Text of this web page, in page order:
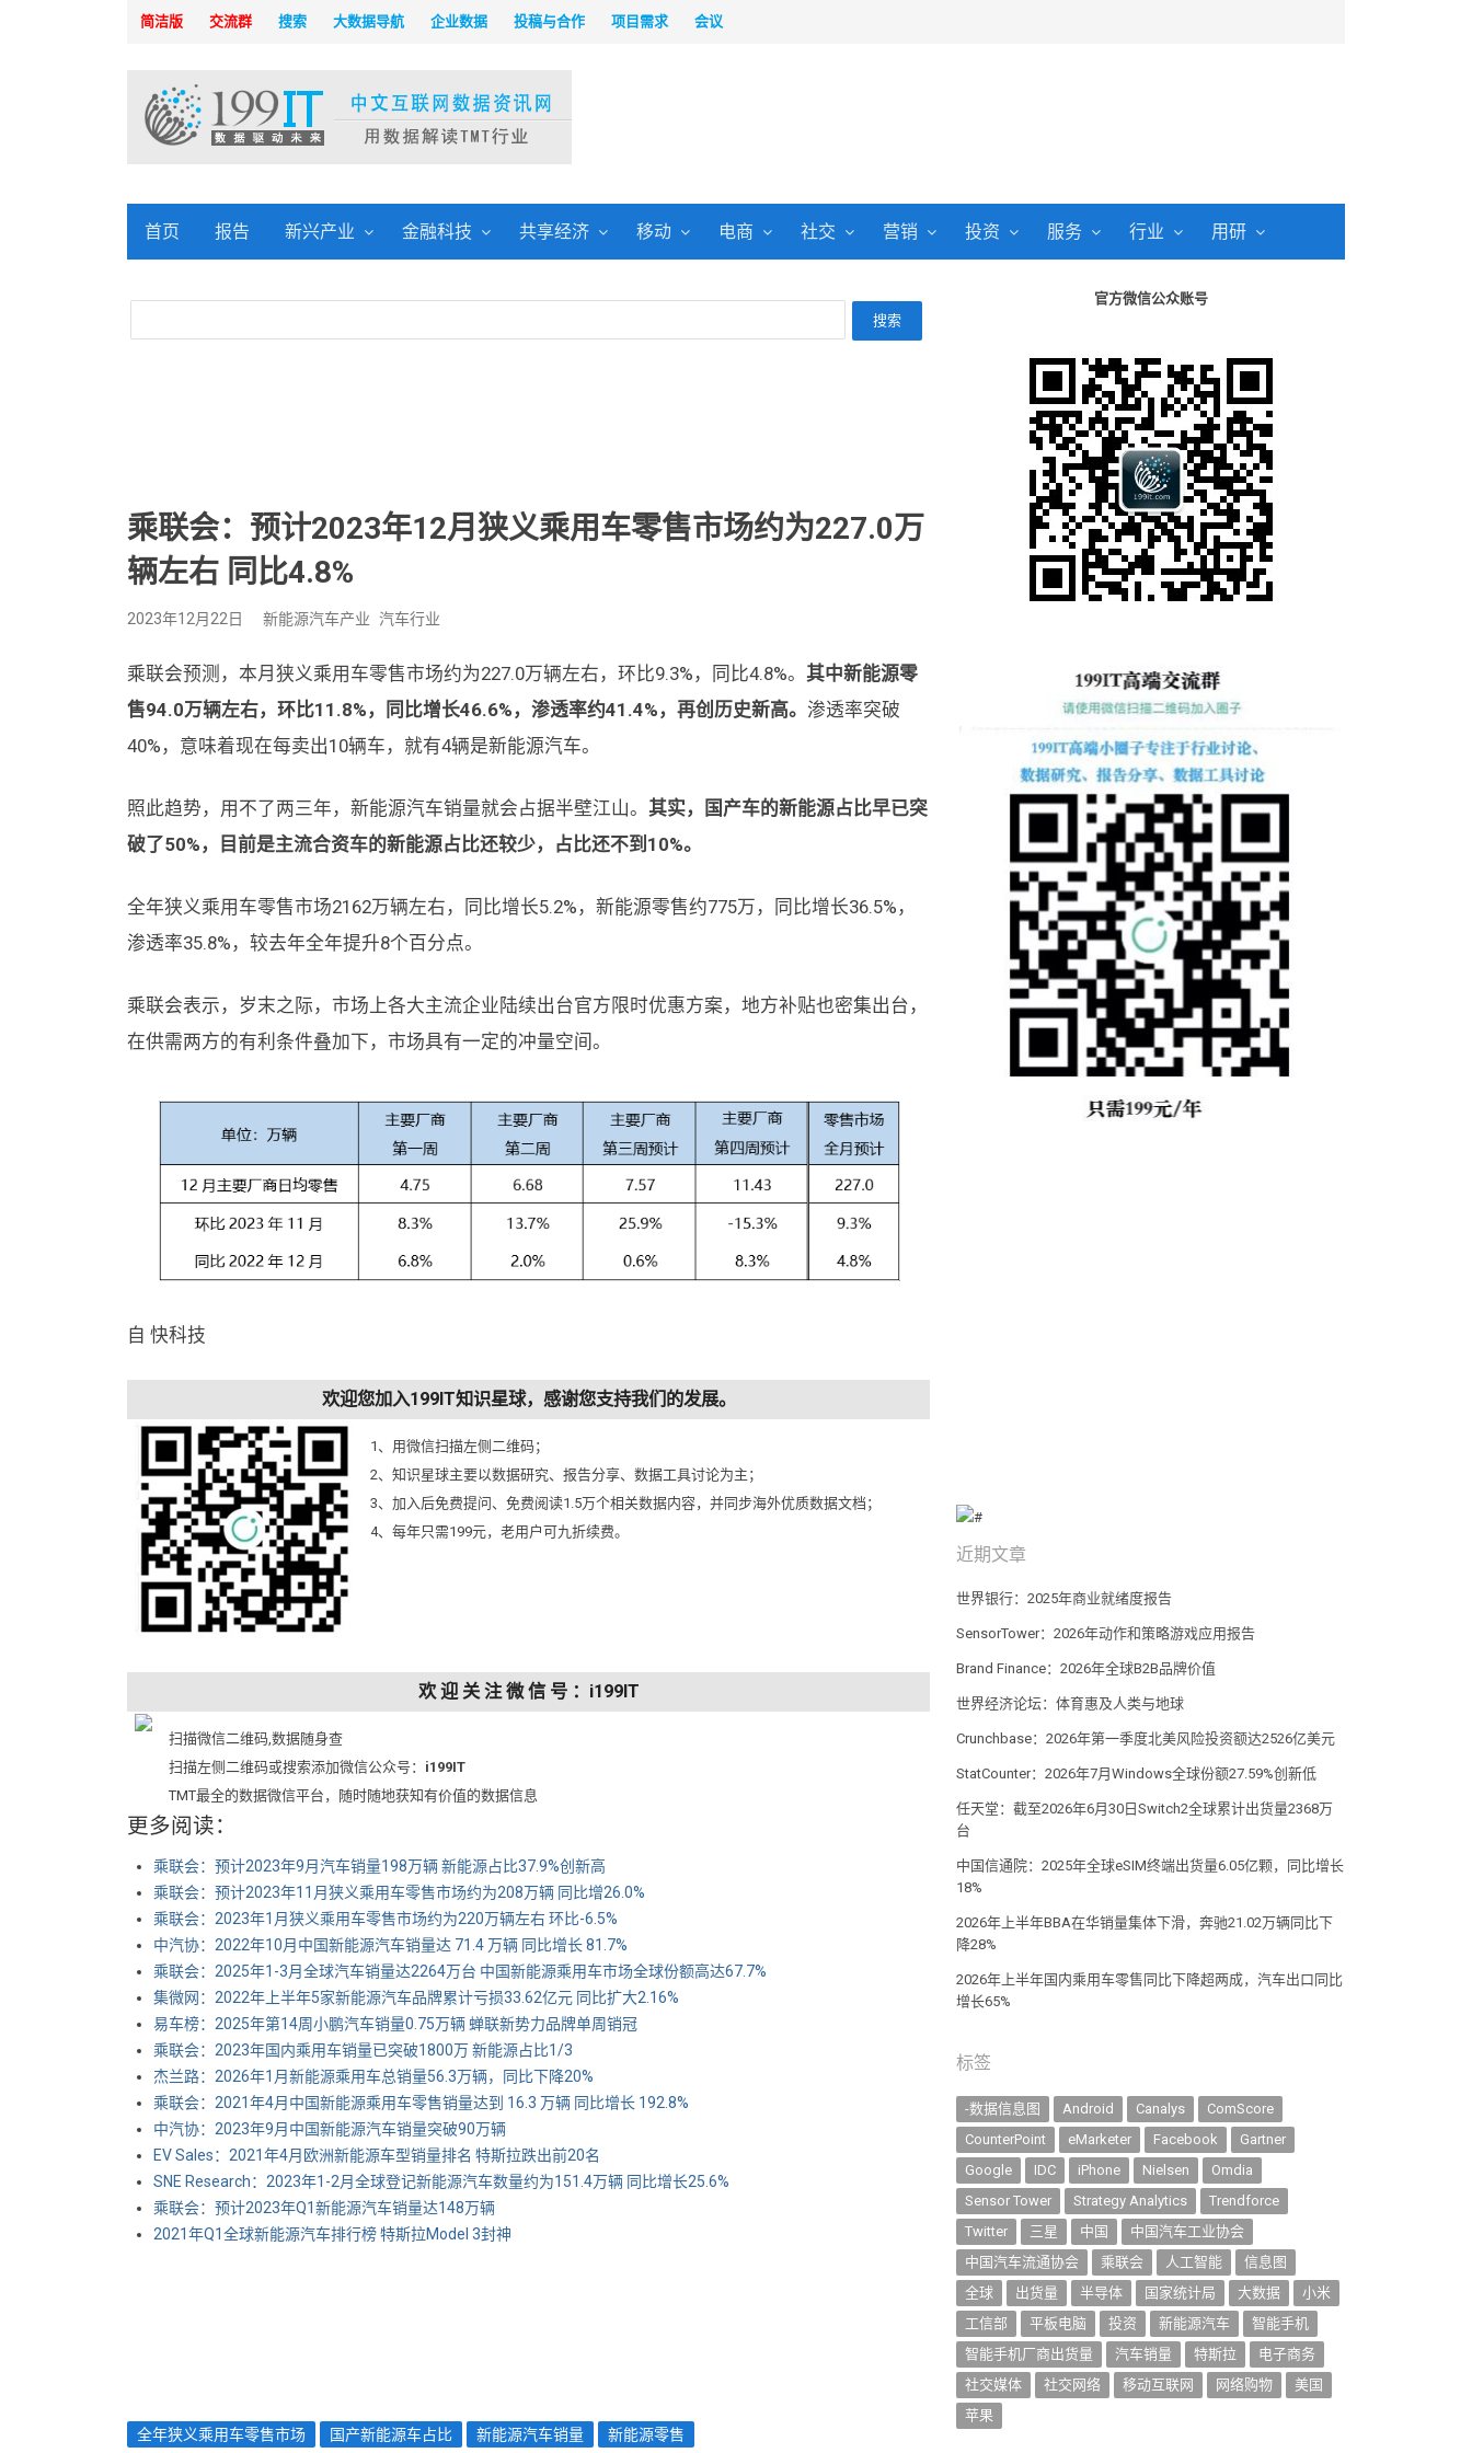
简洁版 交流群 搜索 大数据导航 企业数据 投稿与合作 项目需求 会议
首页 报告 新兴产业 金融科技 共享经济 移动 电商 社交 营销 投资 服务 行业 用研
乘联会：预计2023年12月狭义乘用车零售市场约为227.0万
辆左右 同比4.8%
2023年12月22日 新能源汽车产业 汽车行业
乘联会预测，本月狭义乘用车零售市场约为227.0万辆左右，环比9.3%，同比4.8%。 其中新能源零
售94.0万辆左右，环比11.8%，同比增长46.6%，渗透率约41.4%，再创历史新高。 渗透率突破
40%，意味着现在每卖出10辆车，就有4辆是新能源汽车。
照此趋势，用不了两三年，新能源汽车销量就会占据半壁江山。 其实，国产车的新能源占比早已突
破了50%，目前是主流合资车的新能源占比还较少，占比还不到10%。
全年狭义乘用车零售市场2162万辆左右，同比增长5.2%，新能源零售约775万，同比增长36.5%，
渗透率35.8%，较去年全年提升8个百分点。
乘联会表示，岁末之际，市场上各大主流企业陆续出台官方限时优惠方案，地方补贴也密集出台，
在供需两方的有利条件叠加下，市场具有一定的冲量空间。
自 快科技
欢迎您加入199IT知识星球，感谢您支持我们的发展。
1、用微信扫描左侧二维码；
2、知识星球主要以数据研究、报告分享、数据工具讨论为主；
3、加入后免费提问、免费阅读1.5万个相关数据内容，并同步海外优质数据文档；
4、每年只需199元，老用户可九折续费。
欢 迎 关 注 微 信 号 ：i199IT
扫描微信二维码,数据随身查
扫描左侧二维码或搜索添加微信公众号： i199IT
TMT最全的数据微信平台，随时随地获知有价值的数据信息
更多阅读：
乘联会：预计2023年9月汽车销量198万辆 新能源占比37.9%创新高
乘联会：预计2023年11月狭义乘用车零售市场约为208万辆 同比增26.0%
乘联会：2023年1月狭义乘用车零售市场约为220万辆左右 环比-6.5%
中汽协：2022年10月中国新能源汽车销量达 71.4 万辆 同比增长 81.7%
乘联会：2025年1-3月全球汽车销量达2264万台 中国新能源乘用车市场全球份额高达67.7%
集微网：2022年上半年5家新能源汽车品牌累计亏损33.62亿元 同比扩大2.16%
易车榜：2025年第14周小鹏汽车销量0.75万辆 蝉联新势力品牌单周销冠
乘联会：2023年国内乘用车销量已突破1800万 新能源占比1/3
杰兰路：2026年1月新能源乘用车总销量56.3万辆，同比下降20%
乘联会：2021年4月中国新能源乘用车零售销量达到 16.3 万辆 同比增长 192.8%
中汽协：2023年9月中国新能源汽车销量突破90万辆
EV Sales：2021年4月欧洲新能源车型销量排名 特斯拉跌出前20名
SNE Research：2023年1-2月全球登记新能源汽车数量约为151.4万辆 同比增长25.6%
乘联会：预计2023年Q1新能源汽车销量达148万辆
2021年Q1全球新能源汽车排行榜 特斯拉Model 3封神
全年狭义乘用车零售市场 国产新能源车占比 新能源汽车销量 新能源零售
官方微信公众账号
近期文章
世界银行：2025年商业就绪度报告
SensorTower：2026年动作和策略游戏应用报告
Brand Finance：2026年全球B2B品牌价值
世界经济论坛：体育惠及人类与地球
Crunchbase：2026年第一季度北美风险投资额达2526亿美元
StatCounter：2026年7月Windows全球份额27.59%创新低
任天堂：截至2026年6月30日Switch2全球累计出货量2368万
台
中国信通院：2025年全球eSIM终端出货量6.05亿颗，同比增长
18%
2026年上半年BBA在华销量集体下滑，奔驰21.02万辆同比下
降28%
2026年上半年国内乘用车零售同比下降超两成，汽车出口同比
增长65%
标签
-数据信息图 Android Canalys
ComScore
CounterPoint
eMarketer Facebook
Gartner
Google
IDC iPhone Nielsen
Omdia
Sensor Tower
Strategy Analytics
Trendforce
Twitter
三星 中国
中国汽车工业协会
中国汽车流通协会
乘联会 人工智能
信息图
全球
出货量 半导体 国家统计局 大数据
小米
工信部
平板电脑 投资 新能源汽车
智能手机
智能手机厂商出货量
汽车销量 特斯拉
电子商务
社交媒体
社交网络 移动互联网 网络购物
美国
苹果